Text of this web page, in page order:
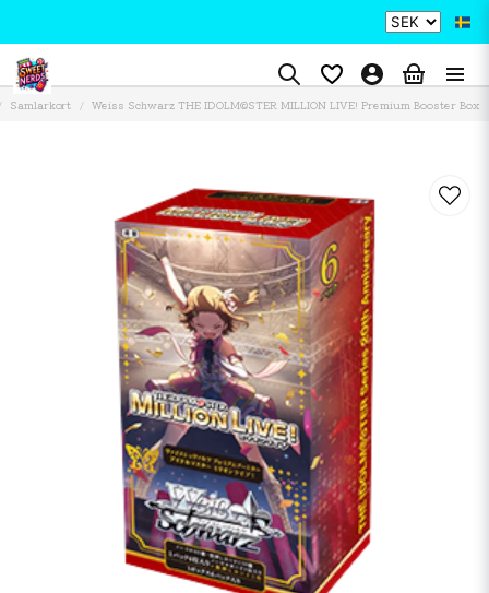
Samlarkort Weiss Schwarz THE IDOLM@STER MILLION LIVE! Premium Booster Box